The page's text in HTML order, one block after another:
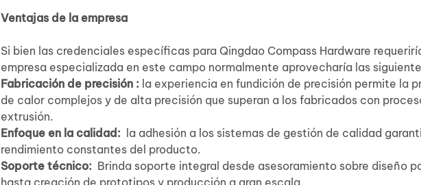
Ventajas de la empresa
Si bien las credenciales específicas para Qingdao Compass Hardware
empresa especializada en este campo normalmente aprovecharía las
Fabricación de precisión : la experiencia en fundición de precisión permite la
de calor complejos y de alta precisión que superan a los fabricados con
extrusión.
Enfoque en la calidad: la adhesión a los sistemas de gestión de calidad
rendimiento constantes del producto.
Soporte técnico: Brinda soporte integral desde asesoramiento sobre diseño
hasta creación de prototipos y producción a gran escala.